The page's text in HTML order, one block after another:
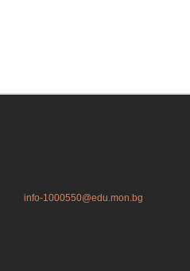
info-1000550@edu.mon.bg